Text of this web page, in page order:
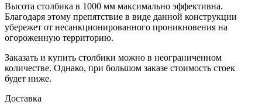
Высота столбика в 1000 мм максимально эффективна.
Благодаря этому препятствие в виде данной конструкции
убережет от несанкционированного проникновения на
огороженную территорию.
Заказать и купить столбики можно в неограниченном
количестве. Однако, при большом заказе стоимость стоек
будет ниже.
Доставка